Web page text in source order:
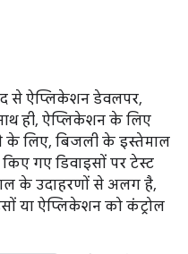
से ऐप्लिकेशन डेवलपर,
ही, ऐप्लिकेशन के लिए
के लिए, बिजली के इस्तेमाल
गए डिवाइसों पर टेस्ट
के उदाहरणों से अलग है,
या ऐप्लिकेशन को कंट्रोल